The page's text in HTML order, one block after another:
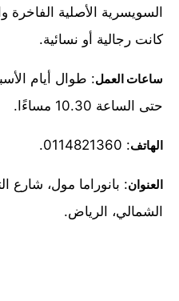
السويسرية الأصلية
كانت رجالية أو نسائية.
ساعات العمل
حتى الساعة 10.30 مساءًا.
الهاتف: 0114821360.
العنوان: بانوراما مول، شارع
الشمالي، الرياض.